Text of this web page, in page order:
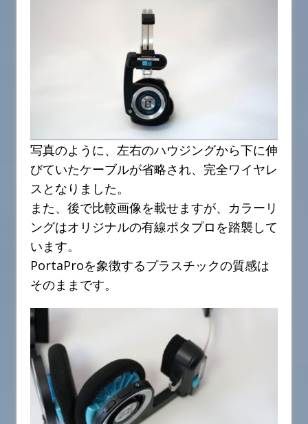
写真のように、左右のハウジングから下に伸
びていたケーブルが省略され、完全ワイヤレ
スとなりました。
また、後で比較画像を載せますが、カラーリ
ングはオリジナルの有線ポタプロを踏襲して
います。
PortaProを象徴するプラスチックの質感は
そのままです。